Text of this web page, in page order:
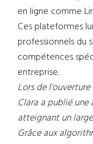
en ligne comme
Ces plateformes
professionnels du
compétences
entreprise.
Lors de
Clara a publié
atteignant un
Grâce aux